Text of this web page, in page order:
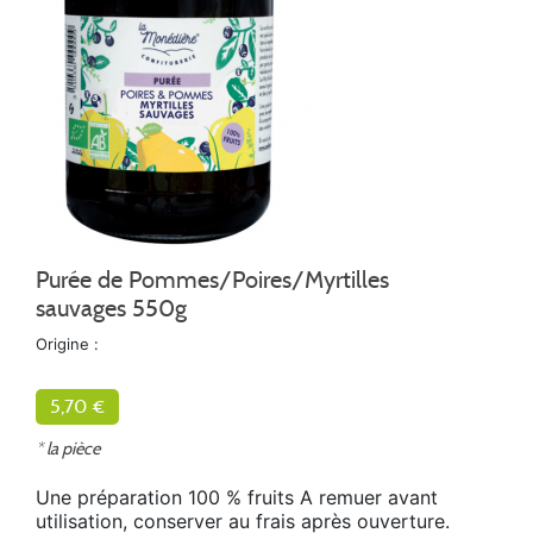
Purée de Pommes/Poires/Myrtilles
sauvages 550g
Origine :
5,70 €
* la pièce
Une préparation 100 % fruits A remuer avant
utilisation, conserver au frais après ouverture.